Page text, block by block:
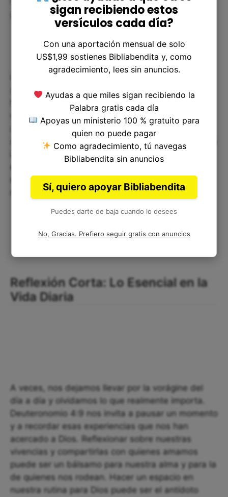
generaciones venideras.
Deuteronomio 4:9 nos exhorta a guardar nuestra
alma con diligencia y a no olvidar las cosas que
hemos visto y experimentado con Dios. Este
versículo nos recuerda la importancia de
mantener una relación personal y constante con
nuestro Padre celestial, y de enseñar su Palabra a
las generaciones venideras. Que podamos aplicar
este mensaje a nuestras vidas y ser diligentes en
nuestra relación con Dios, y así no permitir que
nada ni nadie nos aleje de Él.
Reflexión Corta: Lo Esencial en la
Vida Diaria
A veces, nos dejamos llevar por la vorágine del
día a día y olvidamos lo que realmente importa.
Deuteronomio 4:9 nos invita a pausar un momento
y a recordar esas experiencias que nos han
acercado a Dios. Reflexionar sobre nuestras
vivencias y compartirlas con quienes amamos
puede ser un bálsamo para nuestra alma y para la
de quienes nos rodean. Hacer un espacio en
nuestra rutina para Dios puede ser el antídoto
sigan recibiendo estos
versículos cada día?
Con una aportación mensual de solo
US$1,99 sostienes Bibliabendita y, como
agradecimiento, lees sin anuncios.
Ayudas a que miles sigan recibiendo la
Palabra gratis cada día
Apoyas un ministerio 100 % gratuito para
quien no puede pagar
Como agradecimiento, tú navegas
Bibliabendita sin anuncios
Sí, quiero apoyar Bibliabendita
Puedes darte de baja cuando lo desees
No, Gracias. Prefiero seguir gratis con anuncios